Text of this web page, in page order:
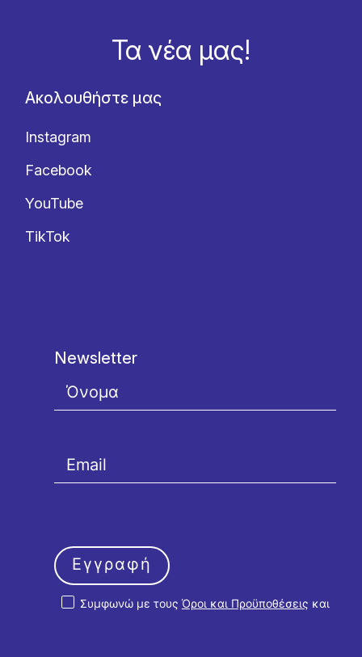
Τα νέα μας!
Ακολουθήστε μας
Instagram
Facebook
YouTube
TikTok
Newsletter
Συμφωνώ με τους Όροι και Προϋποθέσεις και
Εγγραφή